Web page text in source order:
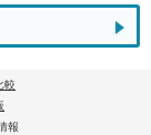
較
報